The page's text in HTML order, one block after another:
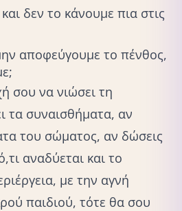
δεν το κάνουμε πια στις
αποφεύγουμε το πένθος,
σου να νιώσει τη
τα συναισθήματα, αν
του σώματος, αν δώσεις
αναδύεται και το
με την αγνή
παιδιού, τότε θα σου